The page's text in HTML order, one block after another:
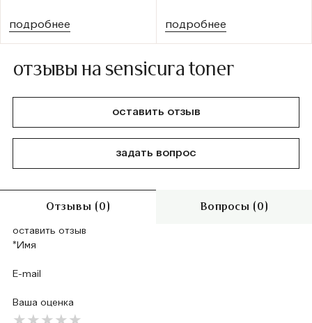
подробнее подробнее
отзывы на sensicura toner
оставить отзыв
задать вопрос
Отзывы (0) Вопросы (0)
оставить отзыв
Ваша оценка